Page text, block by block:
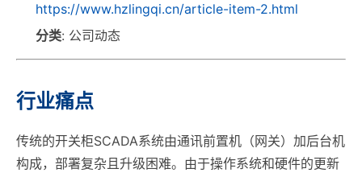
https://www.hzlingqi.cn/article-item-2.html
分类: 公司动态
行业痛点
传统的开关柜SCADA系统由通讯前置机（网关）加后台机
构成，部署复杂且升级困难。由于操作系统和硬件的更新